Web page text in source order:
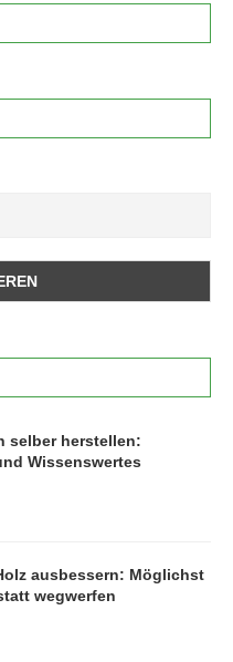
selber herstellen:
Wissenswertes
ausbessern: Möglichst
wegwerfen